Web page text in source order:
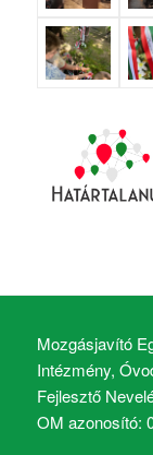
Mozgásjavító
Intézmény,
Fejlesztő
OM azonosító: